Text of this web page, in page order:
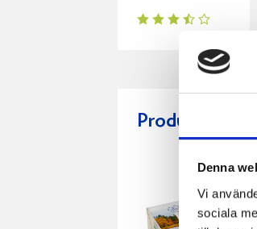
Denna
Vi
sociala
Produkter i